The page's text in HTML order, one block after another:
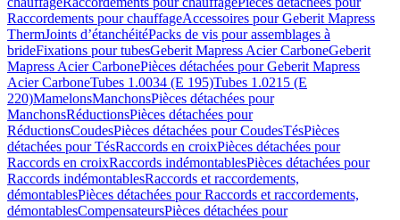
Raccordements pour chauffageAccessoires pour Geberit Mapress
ThermJoints d’étanchéitéPacks de vis pour assemblages à
brideFixations pour tubesGeberit Mapress Acier CarboneGeberit
Mapress Acier CarbonePièces détachées pour Geberit Mapress
Acier CarboneTubes 1.0034 (E 195)Tubes 1.0215 (E
220)MamelonsManchonsPièces détachées pour
ManchonsRéductionsPièces détachées pour
RéductionsCoudesPièces détachées pour CoudesTésPièces
détachées pour TésRaccords en croixPièces détachées pour
Raccords en croixRaccords indémontablesPièces détachées pour
Raccords indémontablesRaccords et raccordements,
démontablesPièces détachées pour Raccords et raccordements,
démontablesCompensateursPièces détachées pour